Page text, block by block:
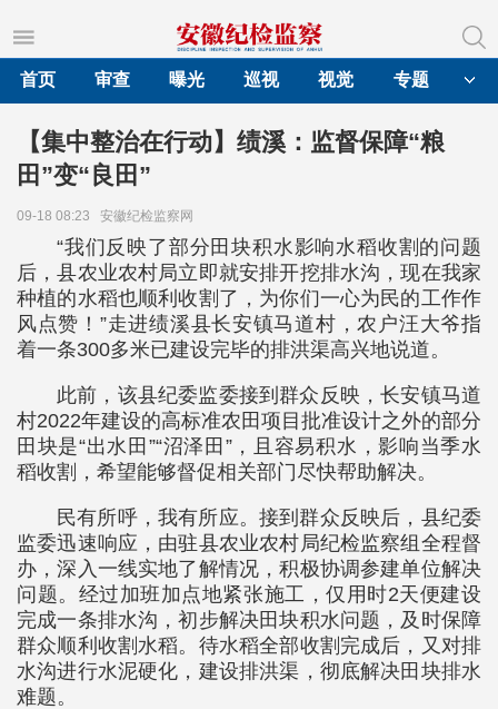
首页
审查 曝光 巡视 视觉 专题
【集中整治在行动】绩溪：监督保障“粮
田”变“良田”
09-18 08:23 安徽纪检监察网
“我们反映了部分田块积水影响水稻收割的问题
后，县农业农村局立即就安排开挖排水沟，现在我家
种植的水稻也顺利收割了，为你们一心为民的工作作
风点赞！”走进绩溪县长安镇马道村，农户汪大爷指
着一条300多米已建设完毕的排洪渠高兴地说道。
此前，该县纪委监委接到群众反映，长安镇马道
村2022年建设的高标准农田项目批准设计之外的部分
田块是“出水田”“沼泽田”，且容易积水，影响当季水
稻收割，希望能够督促相关部门尽快帮助解决。
民有所呼，我有所应。接到群众反映后，县纪委
监委迅速响应，由驻县农业农村局纪检监察组全程督
办，深入一线实地了解情况，积极协调参建单位解决
问题。经过加班加点地紧张施工，仅用时2天便建设
完成一条排水沟，初步解决田块积水问题，及时保障
群众顺利收割水稻。待水稻全部收割完成后，又对排
水沟进行水泥硬化，建设排洪渠，彻底解决田块排水
难题。